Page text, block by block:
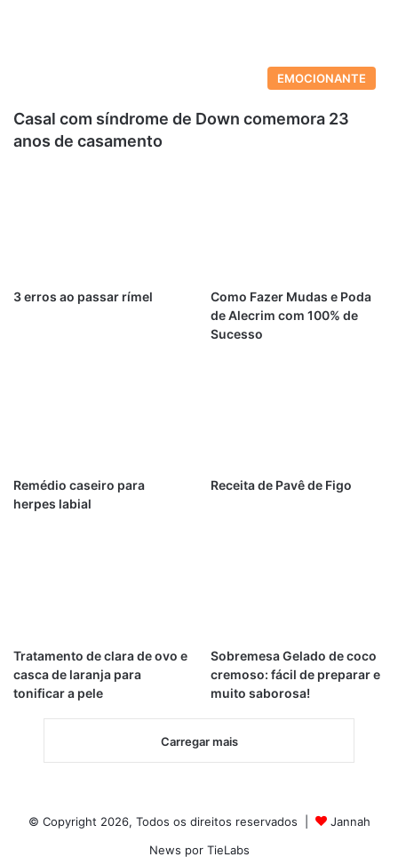
EMOCIONANTE
Casal com síndrome de Down comemora 23
anos de casamento
3 erros ao passar rímel
Como Fazer Mudas e Poda
de Alecrim com 100% de
Sucesso
Remédio caseiro para
herpes labial
Receita de Pavê de Figo
Tratamento de clara de ovo e
casca de laranja para
tonificar a pele
Sobremesa Gelado de coco
cremoso: fácil de preparar e
muito saborosa!
Carregar mais
© Copyright 2026, Todos os direitos reservados |
Jannah
News por TieLabs